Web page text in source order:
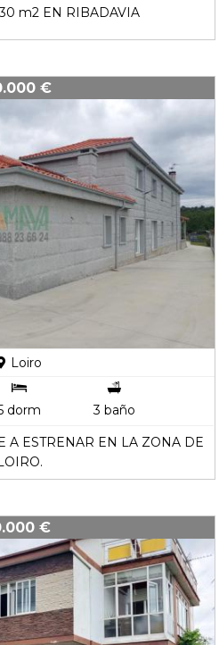
m2 EN RIBADAVIA
€
Loiro
dorm
3 baño
A ESTRENAR EN LA ZONA DE
€